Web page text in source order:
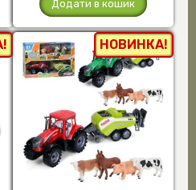
Додати в кошик
НОВИНКА!